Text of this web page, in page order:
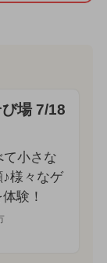
場 7/18
て小さな
様々なゲ
験！